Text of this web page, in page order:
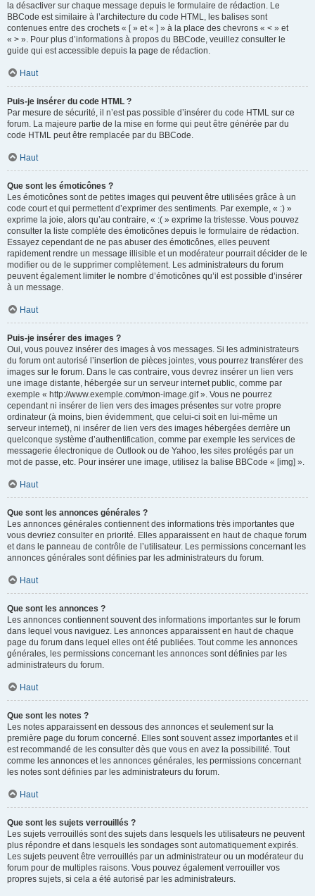
la désactiver sur chaque message depuis le formulaire de rédaction. Le
BBCode est similaire à l’architecture du code HTML, les balises sont
contenues entre des crochets « [ » et « ] » à la place des chevrons « < » et
« > ». Pour plus d’informations à propos du BBCode, veuillez consulter le
guide qui est accessible depuis la page de rédaction.
Haut
Puis-je insérer du code HTML ?
Par mesure de sécurité, il n’est pas possible d’insérer du code HTML sur ce
forum. La majeure partie de la mise en forme qui peut être générée par du
code HTML peut être remplacée par du BBCode.
Haut
Que sont les émoticônes ?
Les émoticônes sont de petites images qui peuvent être utilisées grâce à un
code court et qui permettent d’exprimer des sentiments. Par exemple, « :) »
exprime la joie, alors qu’au contraire, « :( » exprime la tristesse. Vous pouvez
consulter la liste complète des émoticônes depuis le formulaire de rédaction.
Essayez cependant de ne pas abuser des émoticônes, elles peuvent
rapidement rendre un message illisible et un modérateur pourrait décider de le
modifier ou de le supprimer complètement. Les administrateurs du forum
peuvent également limiter le nombre d’émoticônes qu’il est possible d’insérer
à un message.
Haut
Puis-je insérer des images ?
Oui, vous pouvez insérer des images à vos messages. Si les administrateurs
du forum ont autorisé l’insertion de pièces jointes, vous pourrez transférer des
images sur le forum. Dans le cas contraire, vous devrez insérer un lien vers
une image distante, hébergée sur un serveur internet public, comme par
exemple « http://www.exemple.com/mon-image.gif ». Vous ne pourrez
cependant ni insérer de lien vers des images présentes sur votre propre
ordinateur (à moins, bien évidemment, que celui-ci soit en lui-même un
serveur internet), ni insérer de lien vers des images hébergées derrière un
quelconque système d’authentification, comme par exemple les services de
messagerie électronique de Outlook ou de Yahoo, les sites protégés par un
mot de passe, etc. Pour insérer une image, utilisez la balise BBCode « [img] ».
Haut
Que sont les annonces générales ?
Les annonces générales contiennent des informations très importantes que
vous devriez consulter en priorité. Elles apparaissent en haut de chaque forum
et dans le panneau de contrôle de l’utilisateur. Les permissions concernant les
annonces générales sont définies par les administrateurs du forum.
Haut
Que sont les annonces ?
Les annonces contiennent souvent des informations importantes sur le forum
dans lequel vous naviguez. Les annonces apparaissent en haut de chaque
page du forum dans lequel elles ont été publiées. Tout comme les annonces
générales, les permissions concernant les annonces sont définies par les
administrateurs du forum.
Haut
Que sont les notes ?
Les notes apparaissent en dessous des annonces et seulement sur la
première page du forum concerné. Elles sont souvent assez importantes et il
est recommandé de les consulter dès que vous en avez la possibilité. Tout
comme les annonces et les annonces générales, les permissions concernant
les notes sont définies par les administrateurs du forum.
Haut
Que sont les sujets verrouillés ?
Les sujets verrouillés sont des sujets dans lesquels les utilisateurs ne peuvent
plus répondre et dans lesquels les sondages sont automatiquement expirés.
Les sujets peuvent être verrouillés par un administrateur ou un modérateur du
forum pour de multiples raisons. Vous pouvez également verrouiller vos
propres sujets, si cela a été autorisé par les administrateurs.